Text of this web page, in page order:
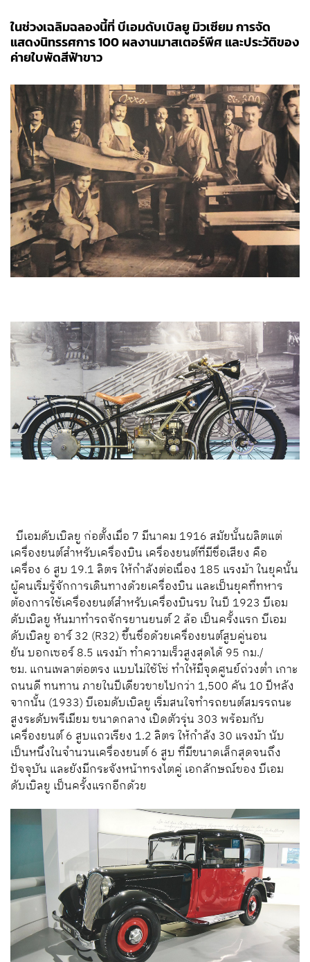
ในช่วงเฉลิมฉลองนี้ที่ บีเอมดับเบิลยู มิวเซียม การจัด
แสดงนิทรรศการ 100 ผลงานมาสเตอร์พีศ และประวัติของ
ค่ายใบพัดสีฟ้าขาว
บีเอมดับเบิลยู ก่อตั้งเมื่อ 7 มีนาคม 1916 สมัยนั้นผลิตแต่
เครื่องยนต์สำหรับเครื่องบิน เครื่องยนต์ที่มีชื่อเสียง คือ
เครื่อง 6 สูบ 19.1 ลิตร ให้กำลังต่อเนื่อง 185 แรงม้า ในยุคนั้น
ผู้คนเริ่มรู้จักการเดินทางด้วยเครื่องบิน และเป็นยุคที่ทหาร
ต้องการใช้เครื่องยนต์สำหรับเครื่องบินรบ ในปี 1923 บีเอม
ดับเบิลยู หันมาทำรถจักรยานยนต์ 2 ล้อ เป็นครั้งแรก บีเอม
ดับเบิลยู อาร์ 32 (R32) ขึ้นชื่อด้วยเครื่องยนต์สูบคู่นอน
ยัน บอกเซอร์ 8.5 แรงม้า ทำความเร็วสูงสุดได้ 95 กม./
ชม. แกนเพลาต่อตรง แบบไม่ใช้โซ่ ทำให้มีจุดศูนย์ถ่วงต่ำ เกาะ
ถนนดี ทนทาน ภายในปีเดียวขายไปกว่า 1,500 คัน 10 ปีหลัง
จากนั้น (1933) บีเอมดับเบิลยู เริ่มสนใจทำรถยนต์สมรรถนะ
สูงระดับพรีเมียม ขนาดกลาง เปิดตัวรุ่น 303 พร้อมกับ
เครื่องยนต์ 6 สูบแถวเรียง 1.2 ลิตร ให้กำลัง 30 แรงม้า นับ
เป็นหนึ่งในจำนวนเครื่องยนต์ 6 สูบ ที่มีขนาดเล็กสุดจนถึง
ปัจจุบัน และยังมีกระจังหน้าทรงไตคู่ เอกลักษณ์ของ บีเอม
ดับเบิลยู เป็นครั้งแรกอีกด้วย